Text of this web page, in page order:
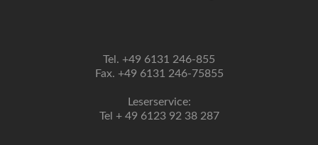
Tel. +49 6131 246-855
Fax. +49 6131 246-75855
Leserservice:
Tel + 49 6123 92 38 287